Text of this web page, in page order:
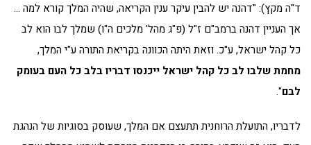
ד"ה מקץ): "דהנה יש להבין עיקר ענין הקריאה, שהיה המלך קורא למה …
אך העניין דהנה ברמב"ם ז"ל (פ"ג מהל' מלכים ה"ו) שמלך לבו הוא לב
כל קהל ישראל, ע"כ. וזאת היתה הכוונה בקריאת התורה ע"י המלך,
מחמת שלבו לב כל קהל ישראל ייכנסו דבריו בלב כל העם בעומק
לבם".
לדבריו, התועלת הרוחנית תתעצם אם המלך, שעוסק בסוגיות של הנהגת